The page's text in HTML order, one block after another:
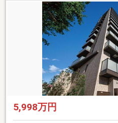
5,998万円